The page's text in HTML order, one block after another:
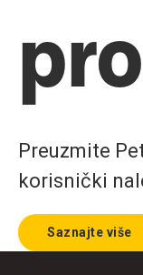
Preuzmite
korisnički
Saznajte više